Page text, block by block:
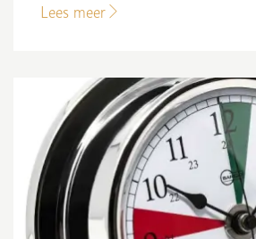
Lees meer